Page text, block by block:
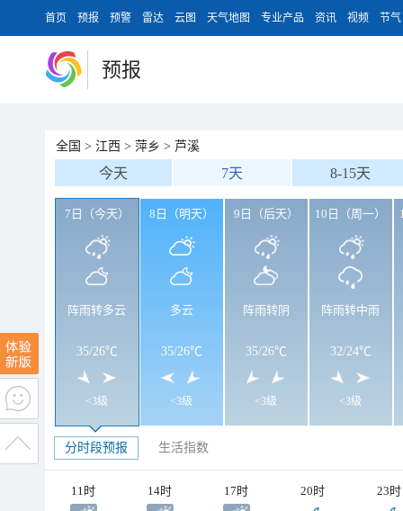
首页 预报 预警 雷达 云图 天气地图 专业产品 资讯 视频 节气
预报
全国 > 江西 > 萍乡 > 芦溪
今天 7天 8-15天
7日（今天）
阵雨转多云
35/26℃
<3级
8日（明天）
多云
35/26℃
<3级
9日（后天）
阵雨转阴
35/26℃
<3级
10日（周一）
阵雨转中雨
32/24℃
<3级
分时段预报 生活指数
11时 14时 17时 20时 23时